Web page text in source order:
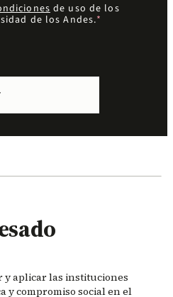
de uso de los
de los Andes.
aplicar las instituciones
y compromiso social en el